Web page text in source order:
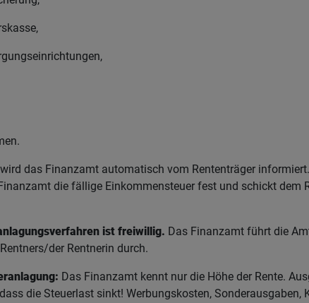
das Finanzamt automatisch vom Rententräger
die fällige Einkommensteuer fest und schickt dem
ist freiwillig. Das Finanzamt führt die
der Rentnerin durch.
Das Finanzamt kennt nur die Höhe der Rente.
die Steuerlast sinkt! Werbungskosten, Sonderausgaben,